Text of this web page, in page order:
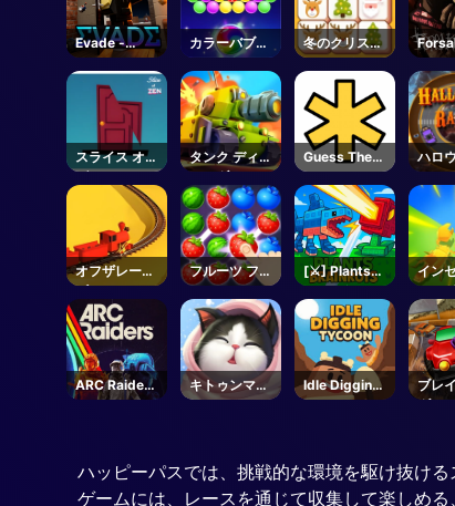
Evade -
Roblox
カラーバブル
シュート
冬のクリスマ
スマージャン
スライス オブ
ゼン
タンク ディフ
ェンダー
Guess The
Password
ハロ
ーシ
オフザレール
ズ3D
フルーツ ファ
ンシー
[⚔️] Plants
Vs Brainrots
- Roblox
イン
ール
ARC Raiders
- Steam
キトゥンマッ
チ
Idle Digging
Tycoon
ブレ
ダー
ハッピーパスでは、挑戦的な環境を駆け抜け
ゲームには、レースを通じて収集して楽しめ